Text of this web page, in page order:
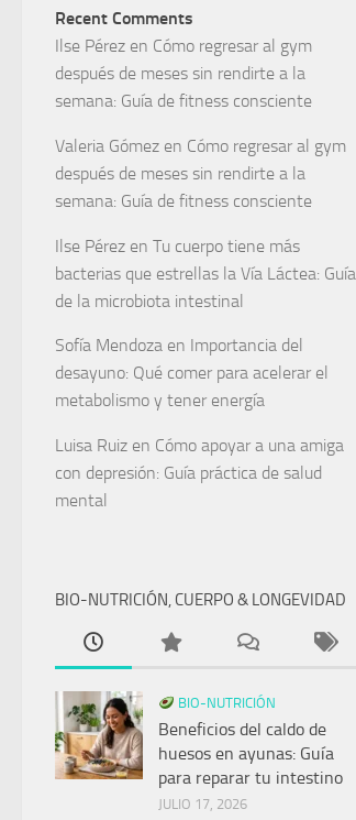
Recent Comments
Ilse Pérez en Cómo regresar al gym
después de meses sin rendirte a la
semana: Guía de fitness consciente
Valeria Gómez en Cómo regresar al gym
después de meses sin rendirte a la
semana: Guía de fitness consciente
Ilse Pérez en Tu cuerpo tiene más
bacterias que estrellas la Vía Láctea: Guía
de la microbiota intestinal
Sofía Mendoza en Importancia del
desayuno: Qué comer para acelerar el
metabolismo y tener energía
Luisa Ruiz en Cómo apoyar a una amiga
con depresión: Guía práctica de salud
mental
BIO-NUTRICIÓN, CUERPO & LONGEVIDAD
BIO-NUTRICIÓN
Beneficios del caldo de
huesos en ayunas: Guía
para reparar tu intestino
JULIO 17, 2026